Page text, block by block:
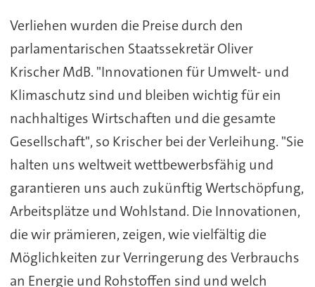
Verliehen wurden die Preise durch den
parlamentarischen Staatssekretär Oliver
Krischer MdB. "Innovationen für Umwelt- und
Klimaschutz sind und bleiben wichtig für ein
nachhaltiges Wirtschaften und die gesamte
Gesellschaft", so Krischer bei der Verleihung. "Sie
halten uns weltweit wettbewerbsfähig und
garantieren uns auch zukünftig Wertschöpfung,
Arbeitsplätze und Wohlstand. Die Innovationen,
die wir prämieren, zeigen, wie vielfältig die
Möglichkeiten zur Verringerung des Verbrauchs
an Energie und Rohstoffen sind und welch